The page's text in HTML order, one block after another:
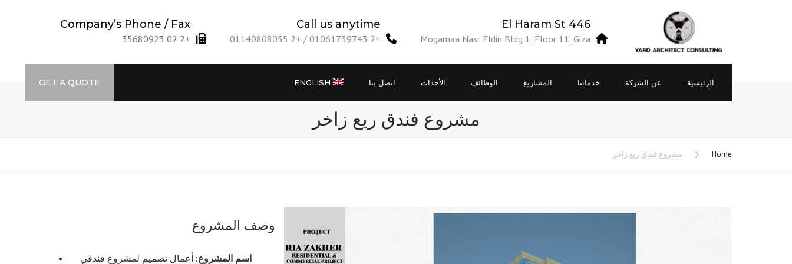
446 El Haram St
Mogamaa Nasr Eldin Bldg 1_Floor 11_Giza
Call us anytime
+2 01061739743 / +2 01140808055
Company’s Phone / Fax
+2 02 35680923
الرئيسية عن الشركة خدماتنا
نمذجة المباني معلوماتياً BIM
تراخيص البناء
المشاريع الوظائف الأحداث اتصل بنا ENGLISH
GET A QUOTE
مشروع فندق ريع زاخر
Home مشروع فندق ريع زاخر
وصف المشروع
اسم المشروع: أعمال تصميم لمشروع فندقي